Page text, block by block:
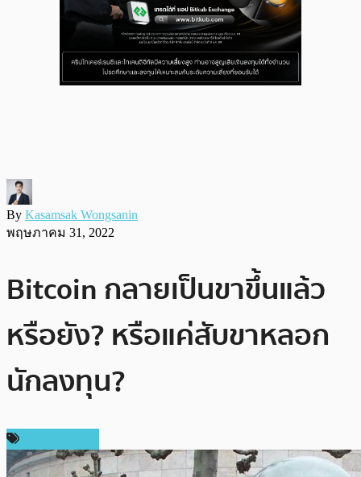
By Kasamsak Wongsanin
พฤษภาคม 31, 2022
Bitcoin กลายเป็นขาขึ้นแล้ว
หรือยัง? หรือแค่สับขาหลอก
นักลงทุน?